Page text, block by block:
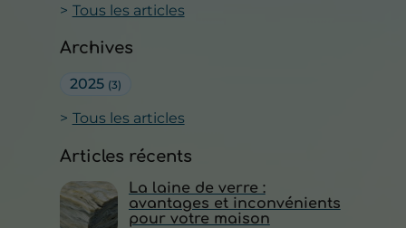
Tous les articles
Archives
2025 (3)
Tous les articles
Articles récents
La laine de verre :
avantages et inconvénients
pour votre maison